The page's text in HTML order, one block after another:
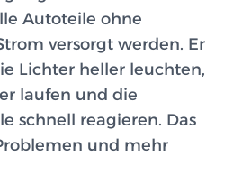
Autoteile ohne
versorgt werden. Er
Lichter heller leuchten,
laufen und die
schnell reagieren. Das
und mehr